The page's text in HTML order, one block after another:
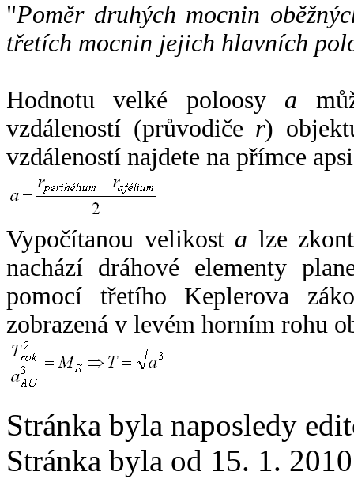
"Poměr druhých mocnin
třetích mocnin jejich hlavních
Hodnotu velké poloosy a
vzdáleností (průvodiče r)
vzdáleností najdete na přímce
Vypočítanou velikost a lze
nachází dráhové elementy
pomocí třetího Keplerova
zobrazená v levém horním rohu
Stránka byla naposledy
Stránka byla od 15. 1.